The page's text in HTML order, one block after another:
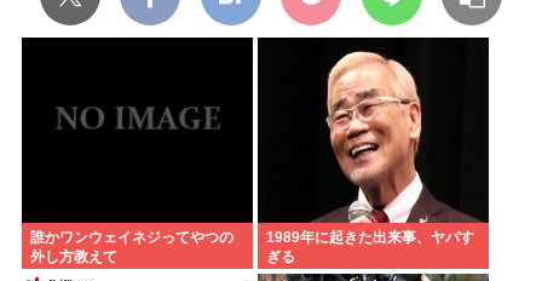
誰かワンウェイネジってやつの
外し方教えて
1989年に起きた出来事、ヤバす
ぎる